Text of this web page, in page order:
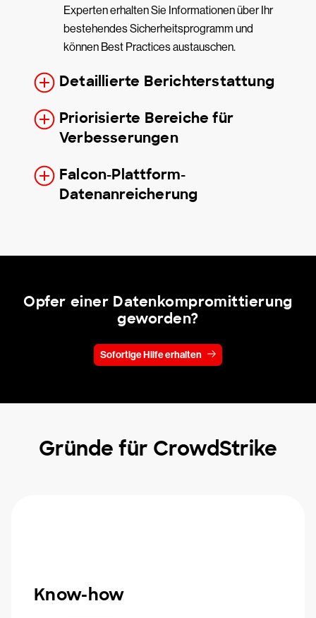
Experten erhalten Sie Informationen über Ihr
bestehendes Sicherheitsprogramm und
können Best Practices austauschen.
Detaillierte Berichterstattung
Priorisierte Bereiche für
Verbesserungen
Falcon-Plattform-
Datenanreicherung
Opfer einer Datenkompromittierung
geworden?
Sofortige Hilfe erhalten
Gründe für CrowdStrike
Know-how